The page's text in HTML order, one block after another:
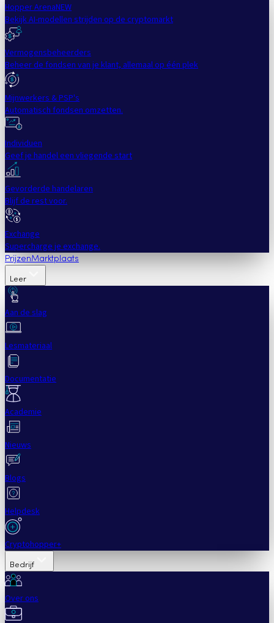
Hopper ArenaNEW
Bekijk AI-modellen strijden op de cryptomarkt
Vermogensbeheerders
Beheer de fondsen van je klant, allemaal op één plek
Mijnwerkers & PSP's
Automatisch fondsen omzetten.
Individuen
Geef je handel een vliegende start
Gevorderde handelaren
Blijf de rest voor.
Exchange
Supercharge je exchange.
PrijzenMarktplaats
Leer
Aan de slag
Lesmateriaal
Documentatie
Academie
Nieuws
Blogs
Helpdesk
Cryptohopper+
Bedrijf
Over ons